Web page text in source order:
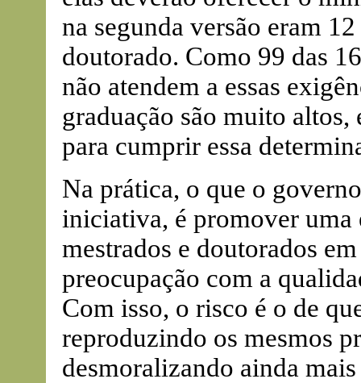
na segunda versão eram
doutorado. Como 99 das
não atendem a essas
graduação são muito altos,
para cumprir essa
Na prática, o que o
iniciativa, é promover uma
mestrados e doutorados
preocupação com a
Com isso, o risco é o de
reproduzindo os mesmos
desmoralizando ainda